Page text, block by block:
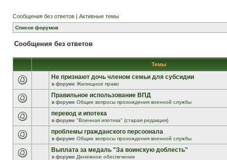
Сообщения без ответов | Активные темы
Список форумов
Сообщения без ответов
Темы
Не признают дочь членом семьи для субсидии
в форуме Жилищное право
Правильное использование ВПД
в форуме Общие вопросы прохождения военной службы
перевод и ипотека
в форуме "Военная ипотека" (старая редакция)
проблемы гражданского персоонала
в форуме Общие вопросы прохождения военной службы
Выплата за медаль "За воинскую доблесть"
в форуме Денежное обеспечение